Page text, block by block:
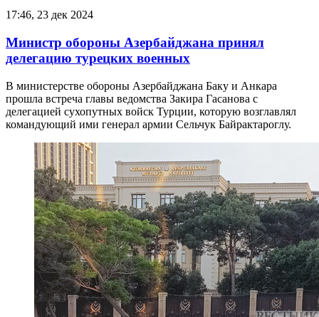
17:46, 23 дек 2024
Министр обороны Азербайджана принял
делегацию турецких военных
В министерстве обороны Азербайджана Баку и Анкара
прошла встреча главы ведомства Закира Гасанова с
делегацией сухопутных войск Турции, которую возглавлял
командующий ими генерал армии Сельчук Байрактароглу.